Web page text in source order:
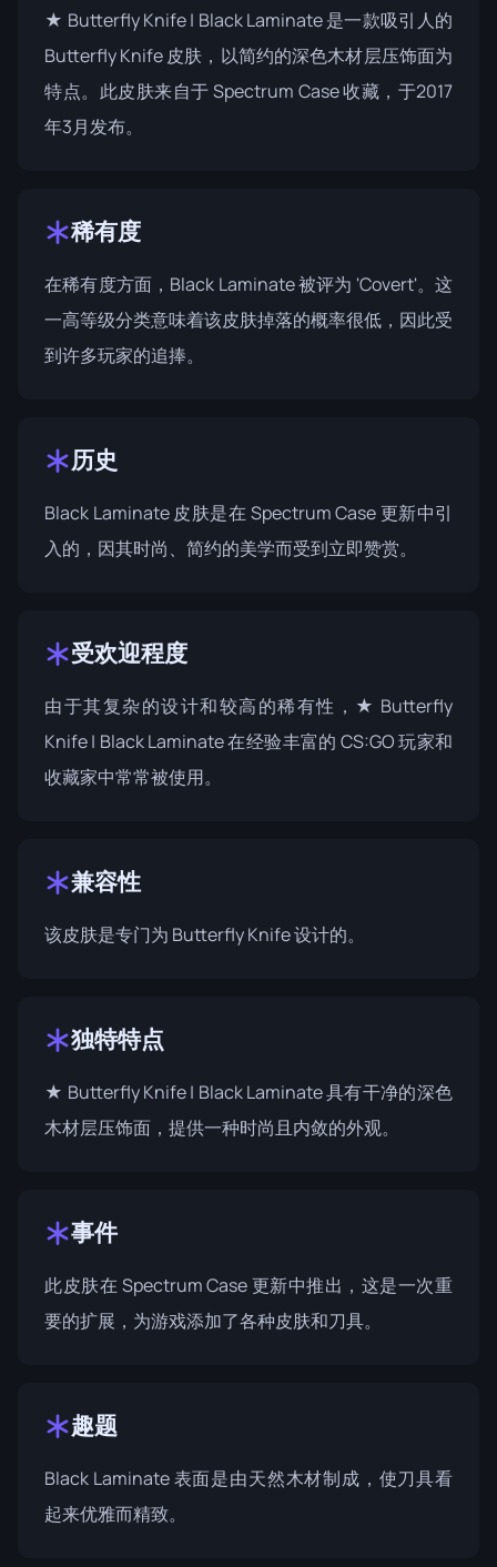
★ Butterfly Knife | Black Laminate 是一款吸引人的
Butterfly Knife 皮肤，以简约的深色木材层压饰面为
特点。此皮肤来自于Spectrum Case收藏，于2017
年3月发布。
稀有度
在稀有度方面，Black Laminate 被评为 'Covert'。这
一高等级分类意味着该皮肤掉落的概率很低，因此受
到许多玩家的追捧。
历史
Black Laminate 皮肤是在 Spectrum Case更新中引
入的，因其时尚、简约的美学而受到立即赞赏。
受欢迎程度
由于其复杂的设计和较高的稀有性，★ Butterfly
Knife | Black Laminate 在经验丰富的 CS:GO 玩家和
收藏家中常常被使用。
兼容性
该皮肤是专门为 Butterfly Knife 设计的。
独特特点
★ Butterfly Knife | Black Laminate 具有干净的深色
木材层压饰面，提供一种时尚且内敛的外观。
事件
此皮肤在 Spectrum Case更新中推出，这是一次重
要的扩展，为游戏添加了各种皮肤和刀具。
趣题
Black Laminate 表面是由天然木材制成，使刀具看
起来优雅而精致。